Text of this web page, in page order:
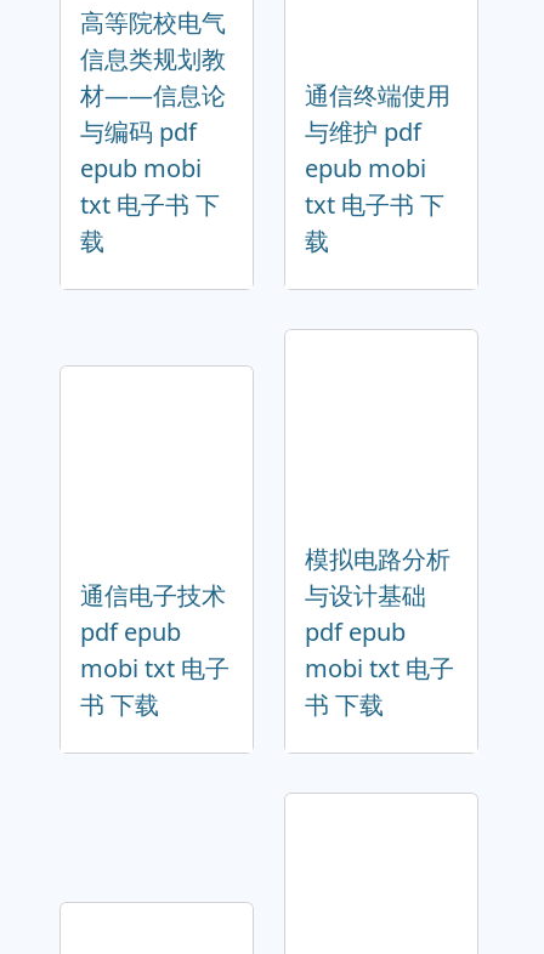
高等院校电气
信息类规划教
材——信息论
与编码 pdf
epub mobi
txt 电子书 下
载
通信终端使用
与维护 pdf
epub mobi
txt 电子书 下
载
通信电子技术
pdf epub
mobi txt 电子
书 下载
模拟电路分析
与设计基础
pdf epub
mobi txt 电子
书 下载